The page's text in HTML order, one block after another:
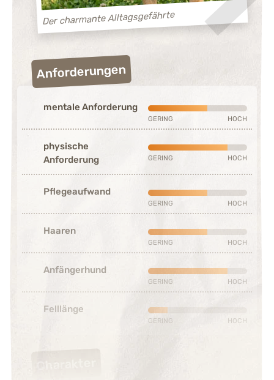
Der charmante Alltagsgefährte
Anforderungen
mentale Anforderung
Mittelmäßig ausgeprägt (3
GERING HOCH
physische
Anforderung
Stark ausgeprägt (4 von 5)
GERING HOCH
Pflegeaufwand
Mittelmäßig ausgeprägt (3
GERING HOCH
Haaren
Mittelmäßig ausgeprägt (3
GERING HOCH
Anfängerhund
Stark ausgeprägt (4 von 5)
GERING HOCH
Felllänge
Sehr schwach ausgeprägt (1
GERING HOCH
Charakter